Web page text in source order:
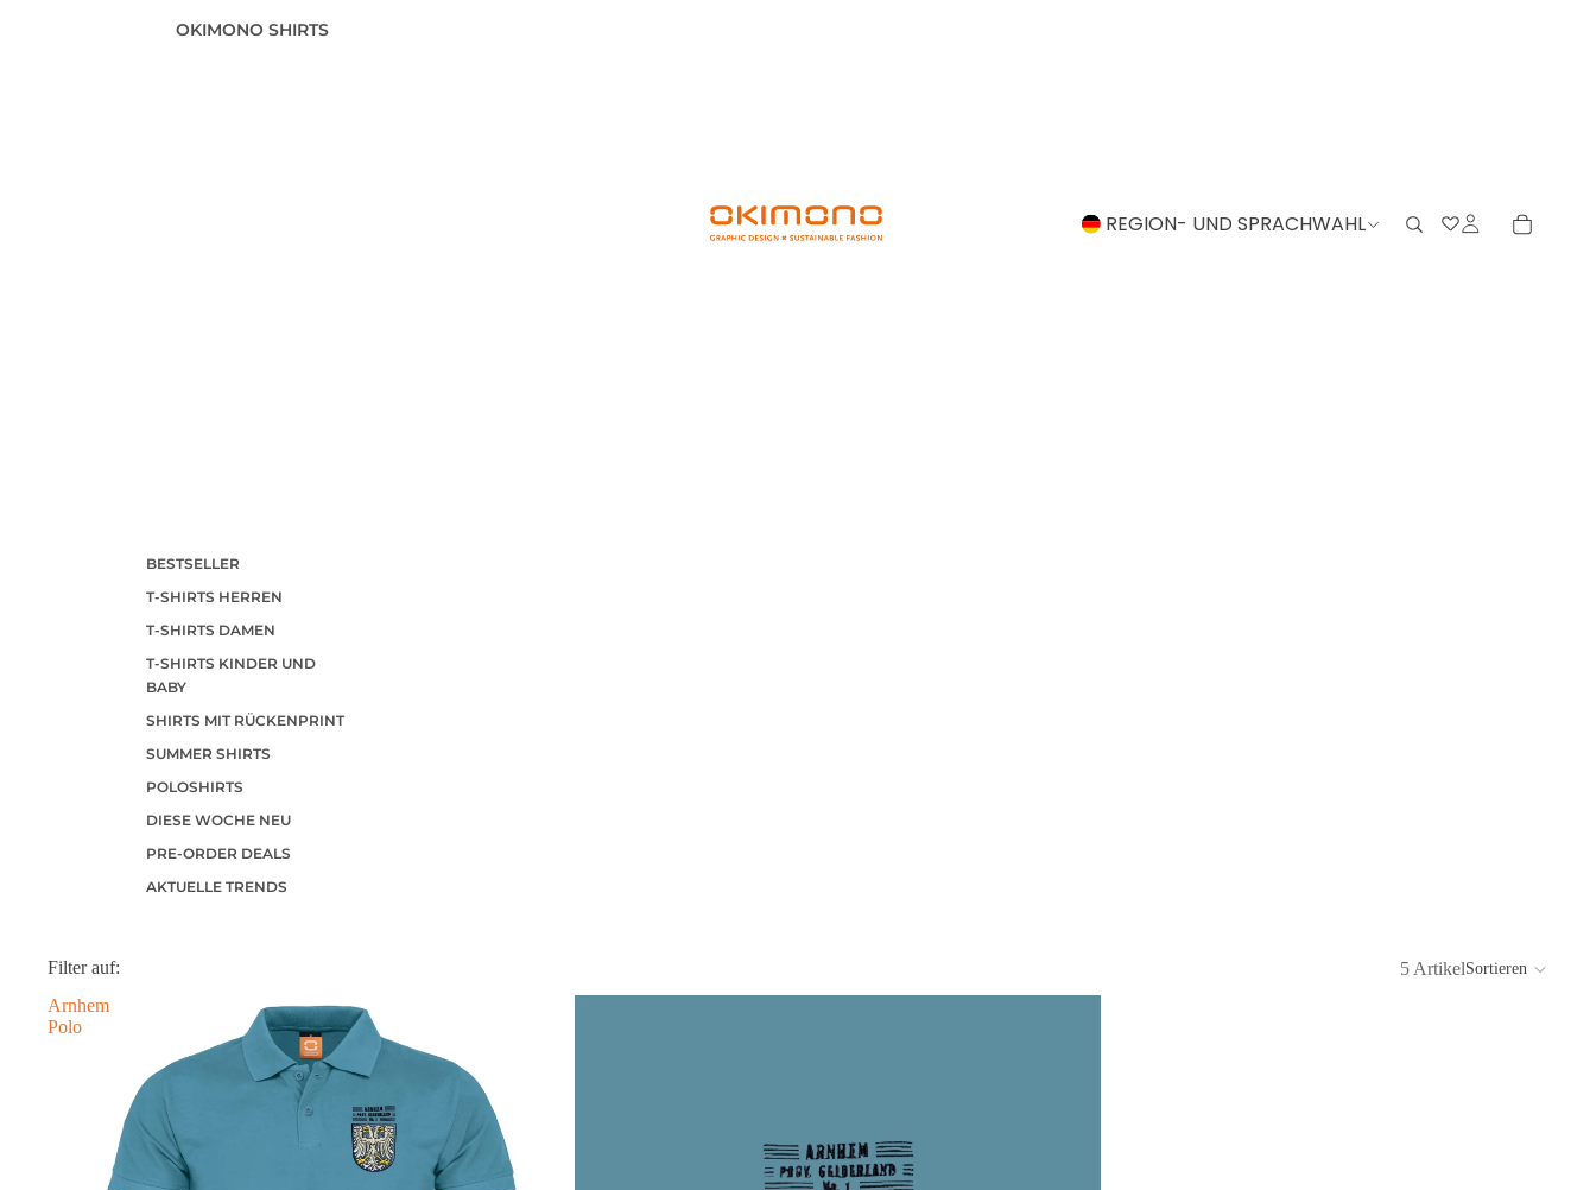
OKIMONO SHIRTS
BESTSELLER
T-SHIRTS HERREN
T-SHIRTS DAMEN
T-SHIRTS KINDER UND
BABY
SHIRTS MIT RÜCKENPRINT
SUMMER SHIRTS
POLOSHIRTS
DIESE WOCHE NEU
PRE-ORDER DEALS
AKTUELLE TRENDS
REGION- UND SPRACHWAHL
Filter auf: 5 ArtikelSortieren
Arnhem
Polo